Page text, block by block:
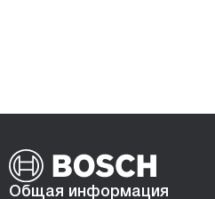
Общая информация